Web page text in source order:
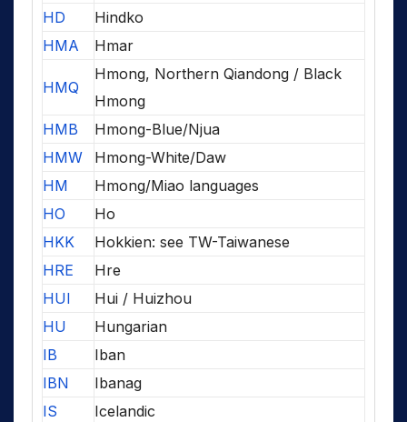
HD
Hindko
HMA
Hmar
HMQ
Hmong, Northern Qiandong / Black
Hmong
HMB
Hmong-Blue/Njua
HMW
Hmong-White/Daw
HM
Hmong/Miao languages
HO
Ho
HKK
Hokkien: see TW-Taiwanese
HRE
Hre
HUI
Hui / Huizhou
HU
Hungarian
IB
Iban
IBN
Ibanag
IS
Icelandic